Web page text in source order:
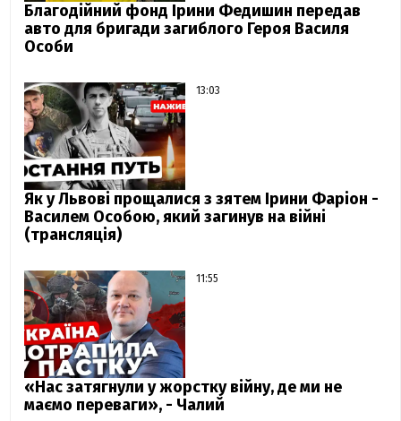
Благодійний фонд Ірини Федишин передав
авто для бригади загиблого Героя Василя
Особи
13:03
Як у Львові прощалися з зятем Ірини Фаріон -
Василем Особою, який загинув на війні
(трансляція)
11:55
«Нас затягнули у жорстку війну, де ми не
маємо переваги», - Чалий